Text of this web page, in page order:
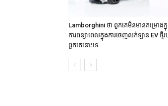
Lamborghini ថា ពួកគេមិនមានគម្រោងក្
ការពន្យាពេលក្នុងការចេញលក់ឡាន EV ថ្មី
ពួកគេនោះទេ